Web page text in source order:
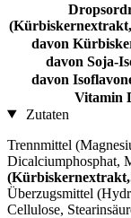
davon
davon Soja-
davon
Vitamin
Zutaten
Trennmittel
Dicalciumphosphat,
Überzugsmittel
Cellulose,